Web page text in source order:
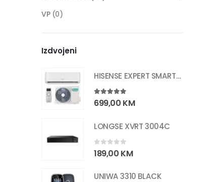
VP (0)
Izdvojeni
HISENSE EXPERT SMART 12K CF35
5.00 out of 5
699,00 KM
LONGSE XVRT 3004C
0out of 5
189,00 KM
UNIWA 3310 BLACK